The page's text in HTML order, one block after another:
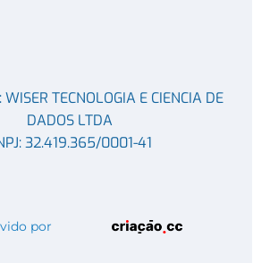
TECNOLOGIA E CIENCIA DE
DADOS LTDA
32.419.365/0001-41
por